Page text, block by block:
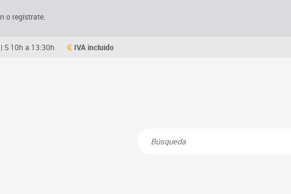
o regístrate.
S 10h a 13:30h IVA incluido